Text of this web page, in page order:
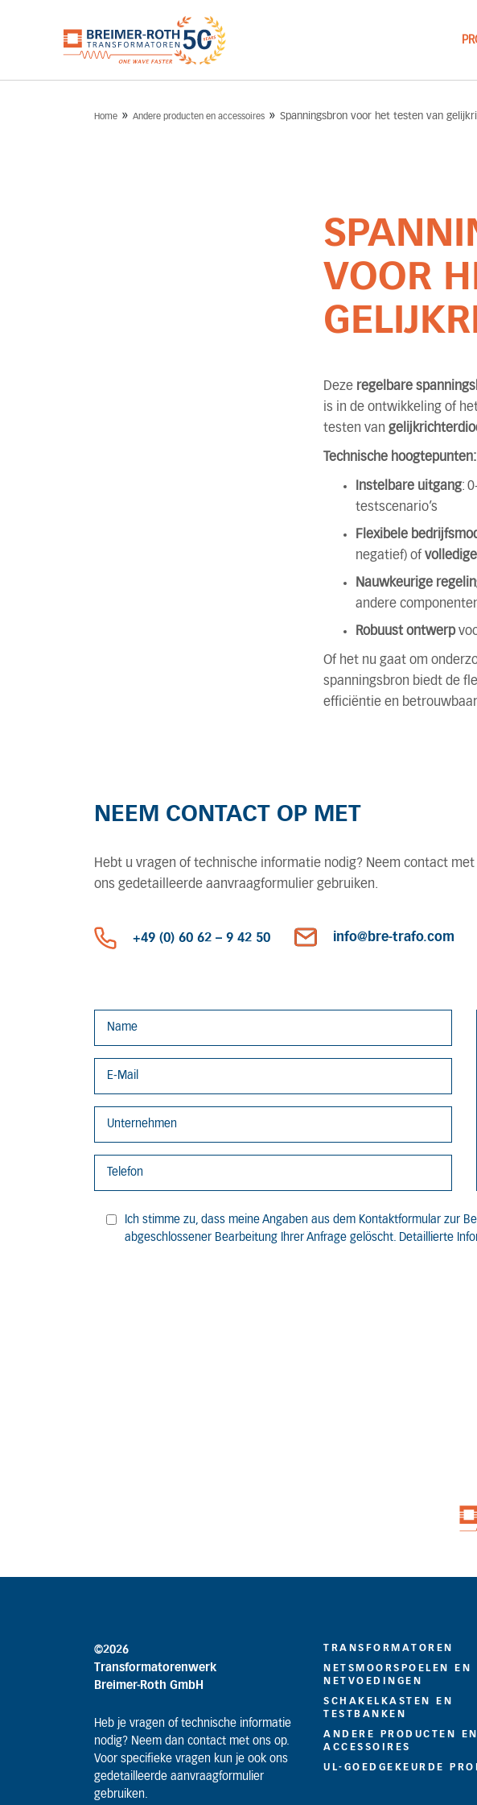
Home » Andere producten en accessoires » Spanningsbron voor het testen van
VOOR
Deze regelbare
is in de ontwikkeling of
testen van
Technische hoogtepunten:
Instelbare uitgang:
testscenario’s
Flexibele
negatief) of
Nauwkeurige
andere
Robuust ontwerp
Of het nu gaat om
spanningsbron biedt de
efficiëntie en
NEEM CONTACT OP MET
Hebt u vragen of technische informatie nodig? Neem contact
ons gedetailleerde aanvraagformulier gebruiken.
+49 (0) 60 62 – 9 42 50 info@bre-trafo.com
Ich stimme zu, dass meine Angaben aus dem Kontaktformular zur
abgeschlossener Bearbeitung Ihrer Anfrage gelöscht. Detaillierte
©2026
Transformatorenwerk
Breimer-Roth GmbH
Heb je vragen of technische informatie
nodig? Neem dan contact met ons op.
Voor specifieke vragen kun je ook ons
gedetailleerde aanvraagformulier
gebruiken.
TRANSFORMATOREN
NETSMOORSPOELEN EN
NETVOEDINGEN
SCHAKELKASTEN EN
TESTBANKEN
ANDERE PRODUCTEN EN
ACCESSOIRES
UL-GOEDGEKEURDE